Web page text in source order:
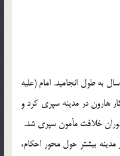
به طول انجامید. امام (علیه
هارون در مدینه سپری کرد و
خلافت مأمون سپری شد.
بیشتر حول محور احکام،